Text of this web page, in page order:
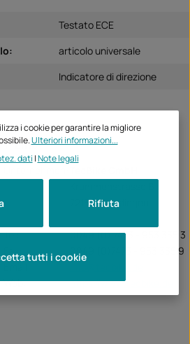
Testato ECE
articolo universale
Indicatore di direzione
T-Line
72131 Ofterdingen
Tel:
0049 (0) 7473 - 953 335 3
0049 (0)7473 - 953 335 9
Web:
https://www.tecbike.de
i cookie per garantire la migliore
Ulteriori informazioni...
dati |Note legali
Rifiuta
tutti i cookie